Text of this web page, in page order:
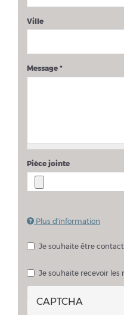
Ville
Message *
Pièce jointe
Plus d'information
Extensions autorisées :pdf
Je souhaite être
Je souhaite recevoir les
CAPTCHA